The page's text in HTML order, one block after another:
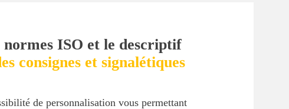
normes ISO et le descriptif
consignes et signalétiques
de personnalisation vous permettant